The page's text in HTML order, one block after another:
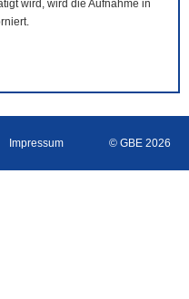
wird, wird die Aufnahme in
Impressum © GBE 2026